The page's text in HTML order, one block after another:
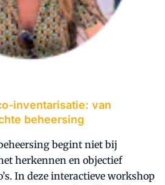
inventarisatie: van
beheersing
begint niet bij
herkennen en objectief
In deze interactieve workshop